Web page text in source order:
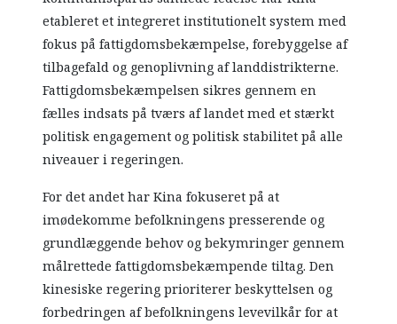
etableret et integreret institutionelt system med
fokus på fattigdomsbekæmpelse, forebyggelse af
tilbagefald og genoplivning af landdistrikterne.
Fattigdomsbekæmpelsen sikres gennem en
fælles indsats på tværs af landet med et stærkt
politisk engagement og politisk stabilitet på alle
niveauer i regeringen.
For det andet har Kina fokuseret på at
imødekomme befolkningens presserende og
grundlæggende behov og bekymringer gennem
målrettede fattigdomsbekæmpende tiltag. Den
kinesiske regering prioriterer beskyttelsen og
forbedringen af befolkningens levevilkår for at